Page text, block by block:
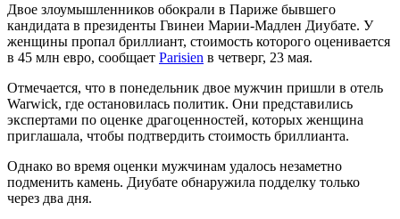
Двое злоумышленников обокрали в Париже бывшего
кандидата в президенты Гвинеи Марии-Мадлен Диубате. У
женщины пропал бриллиант, стоимость которого оценивается
в 45 млн евро, сообщает Parisien в четверг, 23 мая.
Отмечается, что в понедельник двое мужчин пришли в отель
Warwick, где остановилась политик. Они представились
экспертами по оценке драгоценностей, которых женщина
приглашала, чтобы подтвердить стоимость бриллианта.
Однако во время оценки мужчинам удалось незаметно
подменить камень. Диубате обнаружила подделку только
через два дня.